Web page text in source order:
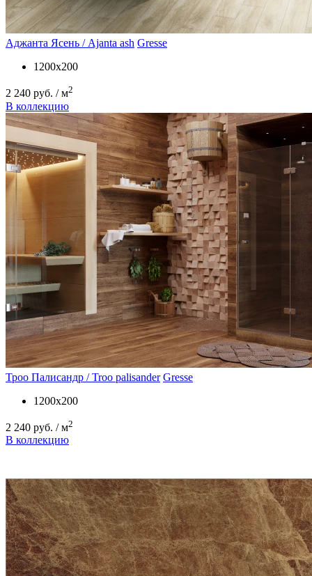
Аджанта Ясень / Ajanta ash Gresse
1200х200
2 240 руб. / м2
В коллекцию
Троо Палисандр / Troo palisander Gresse
1200х200
2 240 руб. / м2
В коллекцию